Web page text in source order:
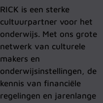
RICK is een sterke
cultuurpartner voor het
onderwijs. Met ons grote
netwerk van culturele
makers en
onderwijsinstellingen, de
kennis van financiële
regelingen en jarenlange